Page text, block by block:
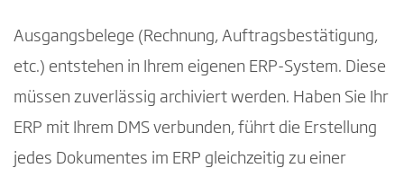
Ausgangsbelege (Rechnung, Auftragsbestätigung,
etc.) entstehen in Ihrem eigenen ERP-System. Diese
müssen zuverlässig archiviert werden. Haben Sie Ihr
ERP mit Ihrem DMS verbunden, führt die Erstellung
jedes Dokumentes im ERP gleichzeitig zu einer